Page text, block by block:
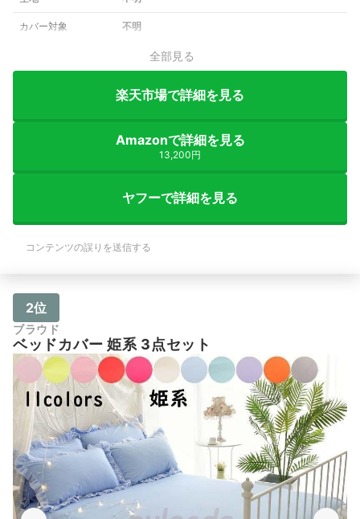
カバー対象 不明
全部見る
楽天市場で詳細を見る
Amazonで詳細を見る
13,200円
ヤフーで詳細を見る
コンテンツの誤りを送信する
2位
ブラウド
ベッドカバー 姫系 3点セット